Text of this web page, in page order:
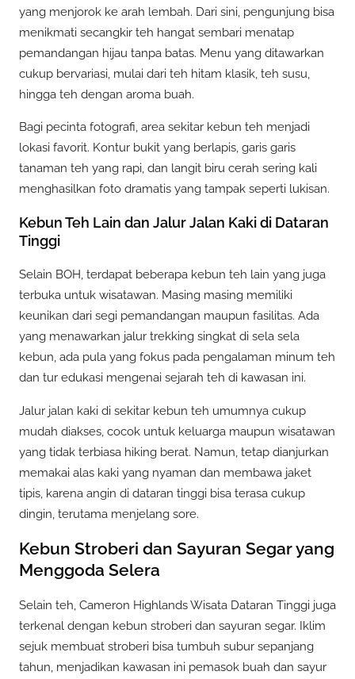
yang menjorok ke arah lembah. Dari sini, pengunjung bisa
menikmati secangkir teh hangat sembari menatap
pemandangan hijau tanpa batas. Menu yang ditawarkan
cukup bervariasi, mulai dari teh hitam klasik, teh susu,
hingga teh dengan aroma buah.
Bagi pecinta fotografi, area sekitar kebun teh menjadi
lokasi favorit. Kontur bukit yang berlapis, garis garis
tanaman teh yang rapi, dan langit biru cerah sering kali
menghasilkan foto dramatis yang tampak seperti lukisan.
Kebun Teh Lain dan Jalur Jalan Kaki di Dataran
Tinggi
Selain BOH, terdapat beberapa kebun teh lain yang juga
terbuka untuk wisatawan. Masing masing memiliki
keunikan dari segi pemandangan maupun fasilitas. Ada
yang menawarkan jalur trekking singkat di sela sela
kebun, ada pula yang fokus pada pengalaman minum teh
dan tur edukasi mengenai sejarah teh di kawasan ini.
Jalur jalan kaki di sekitar kebun teh umumnya cukup
mudah diakses, cocok untuk keluarga maupun wisatawan
yang tidak terbiasa hiking berat. Namun, tetap dianjurkan
memakai alas kaki yang nyaman dan membawa jaket
tipis, karena angin di dataran tinggi bisa terasa cukup
dingin, terutama menjelang sore.
Kebun Stroberi dan Sayuran Segar yang
Menggoda Selera
Selain teh, Cameron Highlands Wisata Dataran Tinggi juga
terkenal dengan kebun stroberi dan sayuran segar. Iklim
sejuk membuat stroberi bisa tumbuh subur sepanjang
tahun, menjadikan kawasan ini pemasok buah dan sayur